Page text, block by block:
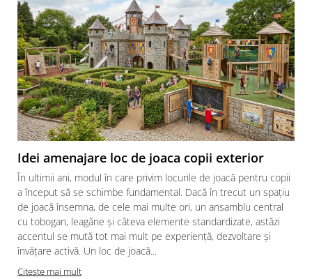
Idei amenajare loc de joaca copii exterior
În ultimii ani, modul în care privim locurile de joacă pentru copii
a început să se schimbe fundamental. Dacă în trecut un spațiu
de joacă însemna, de cele mai multe ori, un ansamblu central
cu tobogan, leagăne și câteva elemente standardizate, astăzi
accentul se mută tot mai mult pe experiență, dezvoltare și
învățare activă. Un loc de joacă...
Citeste mai mult